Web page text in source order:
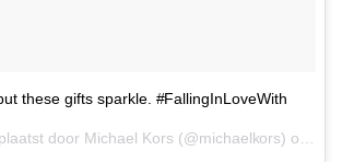
these gifts sparkle. #FallingInLoveWith